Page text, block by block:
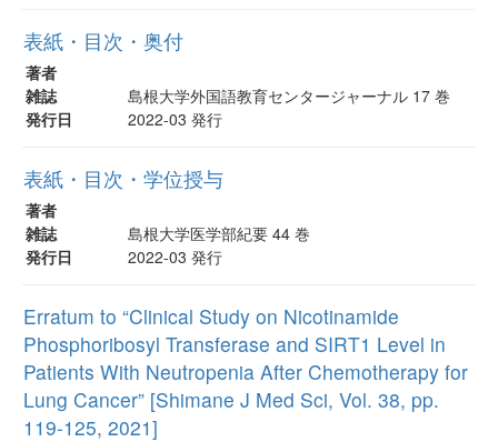
表紙・目次・奥付
著者
雑誌
島根大学外国語教育センタージャーナル 17 巻
発行日
2022-03 発行
表紙・目次・学位授与
著者
雑誌
島根大学医学部紀要 44 巻
発行日
2022-03 発行
Erratum to “Clinical Study on Nicotinamide
Phosphoribosyl Transferase and SIRT1 Level in
Patients With Neutropenia After Chemotherapy for
Lung Cancer” [Shimane J Med Sci, Vol. 38, pp.
119-125, 2021]